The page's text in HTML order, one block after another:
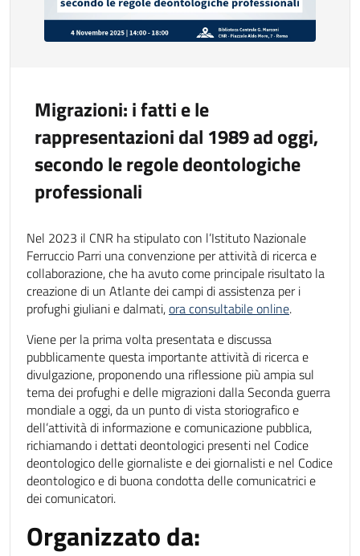
Migrazioni: i fatti e le
rappresentazioni dal 1989 ad oggi,
secondo le regole deontologiche
professionali
Nel 2023 il CNR ha stipulato con l’Istituto Nazionale
Ferruccio Parri una convenzione per attività di ricerca e
collaborazione, che ha avuto come principale risultato la
creazione di un Atlante dei campi di assistenza per i
profughi giuliani e dalmati,ora consultabile online.
Viene per la prima volta presentata e discussa
pubblicamente questa importante attività di ricerca e
divulgazione, proponendo una riflessione più ampia sul
tema dei profughi e delle migrazioni dalla Seconda guerra
mondiale a oggi, da un punto di vista storiografico e
dell’attività di informazione e comunicazione pubblica,
richiamando i dettati deontologici presenti nel Codice
deontologico delle giornaliste e dei giornalisti e nel Codice
deontologico e di buona condotta delle comunicatrici e
dei comunicatori.
Organizzato da: